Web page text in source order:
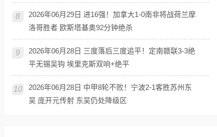
8
2026年06月29日 进16强！加拿大1-0南非将战荷兰摩
洛哥胜者 欧斯塔基奥92分钟绝杀
9
2026年06月28日 三度落后三度追平！定南赣联3-3绝
平无锡吴钩 埃里克斯双响+绝平
10
2026年06月28日 中甲8轮不败！宁波2-1客胜苏州东
吴 庞开元传射 东吴仍处降级区